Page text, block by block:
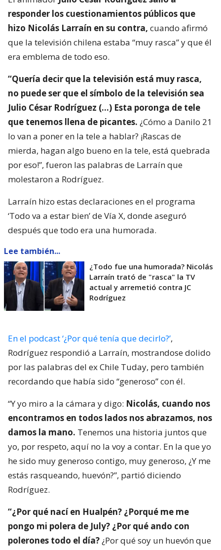
responder los cuestionamientos públicos que
hizo Nicolás Larraín en su contra, cuando afirmó
que la televisión chilena estaba “muy rasca” y que él
era emblema de todo eso.
“Quería decir que la televisión está muy rasca,
no puede ser que el símbolo de la televisión sea
Julio César Rodríguez (…) Esta poronga de tele
que tenemos llena de picantes. ¿Cómo a Danilo 21
lo van a poner en la tele a hablar? ¡Rascas de
mierda, hagan algo bueno en la tele, está quebrada
por eso!”, fueron las palabras de Larraín que
molestaron a Rodríguez.
Larraín hizo estas declaraciones en el programa
‘Todo va a estar bien’ de Vía X, donde aseguró
después que todo era una humorada.
Lee también...
¿Todo fue una humorada? Nicolás
Larraín trató de "rasca" la TV
actual y arremetió contra JC
Rodríguez
En el podcast ‘¿Por qué tenía que decirlo?’,
Rodríguez respondió a Larraín, mostrandose dolido
por las palabras del ex Chile Tuday, pero también
recordando que había sido “generoso” con él.
“Y yo miro a la cámara y digo: Nicolás, cuando nos
encontramos en todos lados nos abrazamos, nos
damos la mano. Tenemos una historia juntos que
yo, por respeto, aquí no la voy a contar. En la que yo
he sido muy generoso contigo, muy generoso, ¿Y me
estás rasqueando, huevón?”, partió diciendo
Rodríguez.
“¿Por qué nací en Hualpén? ¿Porqué me me
pongo mi polera de July? ¿Por qué ando con
polerones todo el día?¿Por qué soy un huevón que